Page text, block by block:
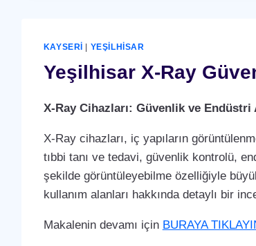
KAYSERI | YEŞILHISAR
Yeşilhisar X-Ray
X-Ray Cihazları: Güvenlik ve
X-Ray cihazları, iç yapıların
tıbbi tanı ve tedavi, güvenlik kontrolü,
şekilde görüntüleyebilme özelliğiyle
kullanım alanları hakkında detaylı bir
Makalenin devamı için BURAYA